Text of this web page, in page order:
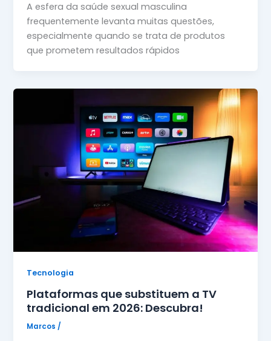
A esfera da saúde sexual masculina
frequentemente levanta muitas questões,
especialmente quando se trata de produtos
que prometem resultados rápidos
Tecnologia
Plataformas que substituem a TV
tradicional em 2026: Descubra!
Marcos /